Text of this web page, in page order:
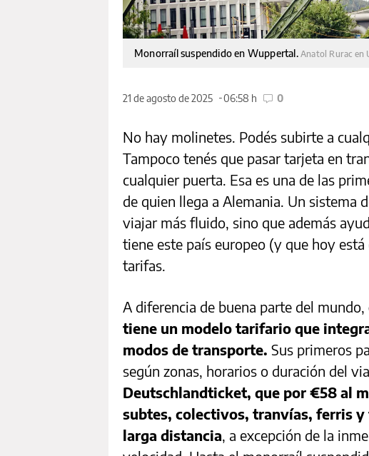
Monorraíl suspendido en Wuppertal. Anatol Rurac en
21 de agosto de 2025 06:58 h 0
No hay molinetes. Podés subirte a
Tampoco tenés que pasar tarjeta en
cualquier puerta. Esa es una de las
de quien llega a Alemania. Un sistema
viajar más fluido, sino que además
tiene este país europeo (y que hoy
tarifas.
A diferencia de buena parte del mundo,
tiene un modelo tarifario que
modos de transporte. Sus primeros
según zonas, horarios o duración del
Deutschlandticket, que por €58 al
subtes, colectivos, tranvías, ferris
larga distancia, a excepción de la